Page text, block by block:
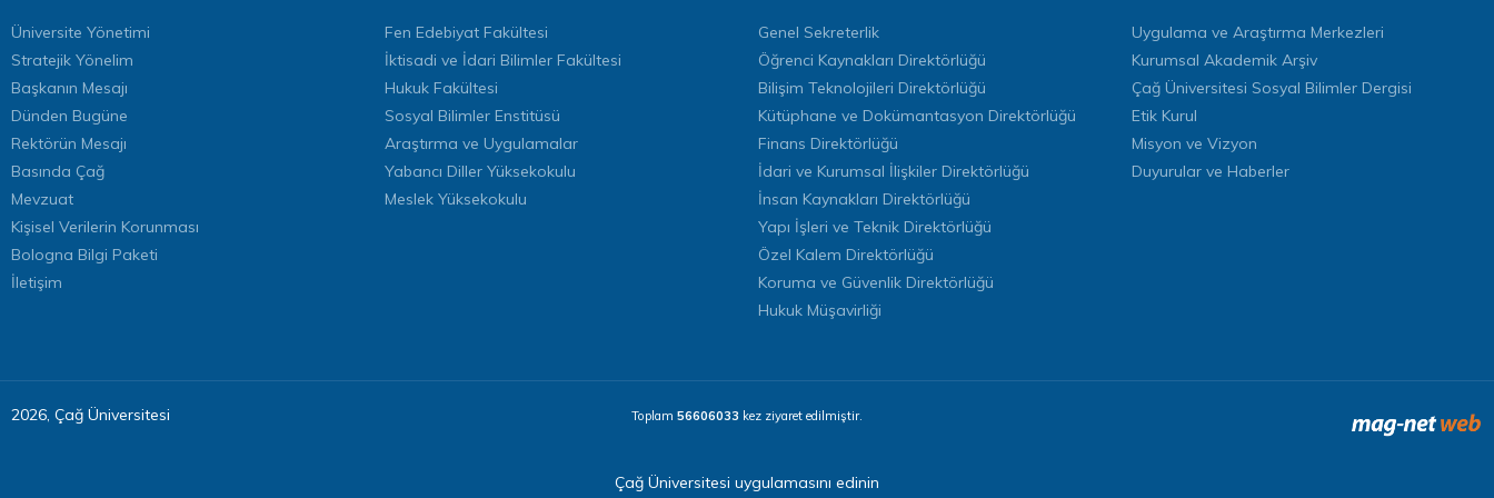
Üniversite Yönetimi
Stratejik Yönelim
Başkanın Mesajı
Dünden Bugüne
Rektörün Mesajı
Basında Çağ
Mevzuat
Kişisel Verilerin Korunması
Bologna Bilgi Paketi
İletişim
Fen Edebiyat Fakültesi
İktisadi ve İdari Bilimler Fakültesi
Hukuk Fakültesi
Sosyal Bilimler Enstitüsü
Araştırma ve Uygulamalar
Yabancı Diller Yüksekokulu
Meslek Yüksekokulu
Genel Sekreterlik
Öğrenci Kaynakları Direktörlüğü
Bilişim Teknolojileri Direktörlüğü
Kütüphane ve Dokümantasyon Direktörlüğü
Finans Direktörlüğü
İdari ve Kurumsal İlişkiler Direktörlüğü
İnsan Kaynakları Direktörlüğü
Yapı İşleri ve Teknik Direktörlüğü
Özel Kalem Direktörlüğü
Koruma ve Güvenlik Direktörlüğü
Hukuk Müşavirliği
Uygulama ve Araştırma Merkezleri
Kurumsal Akademik Arşiv
Çağ Üniversitesi Sosyal Bilimler Dergisi
Etik Kurul
Misyon ve Vizyon
Duyurular ve Haberler
2026, Çağ Üniversitesi Toplam 56606033 kez ziyaret edilmiştir.
Çağ Üniversitesi uygulamasını edinin